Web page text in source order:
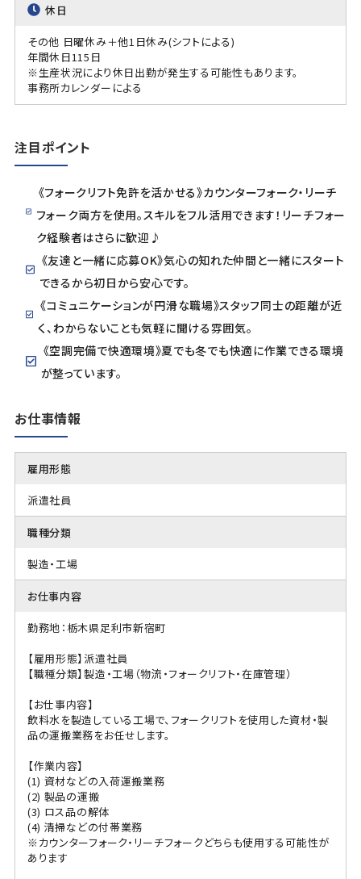
休日
その他 日曜休み＋他1日休み(シフトによる)
年間休日115日
※生産状況により休日出勤が発生する可能性もあります。
事務所カレンダーによる
注目ポイント
《フォークリフト免許を活かせる》カウンターフォーク・リーチ
フォーク両方を使用。スキルをフル活用できます！リーチフォー
ク経験者はさらに歓迎♪
《友達と一緒に応募OK》気心の知れた仲間と一緒にスタート
できるから初日から安心です。
《コミュニケーションが円滑な職場》スタッフ同士の距離が近
く、わからないことも気軽に聞ける雰囲気。
《空調完備で快適環境》夏でも冬でも快適に作業できる環境
が整っています。
お仕事情報
雇用形態
派遣社員
職種分類
製造・工場
お仕事内容
勤務地：栃木県足利市新宿町
【雇用形態】派遣社員
【職種分類】製造・工場（物流・フォークリフト・在庫管理）
【お仕事内容】
飲料水を製造している工場で、フォークリフトを使用した資材・製
品の運搬業務をお任せします。
【作業内容】
(1) 資材などの入荷運搬業務
(2) 製品の運搬
(3) ロス品の解体
(4) 清掃などの付帯業務
※カウンターフォーク・リーチフォークどちらも使用する可能性が
あります